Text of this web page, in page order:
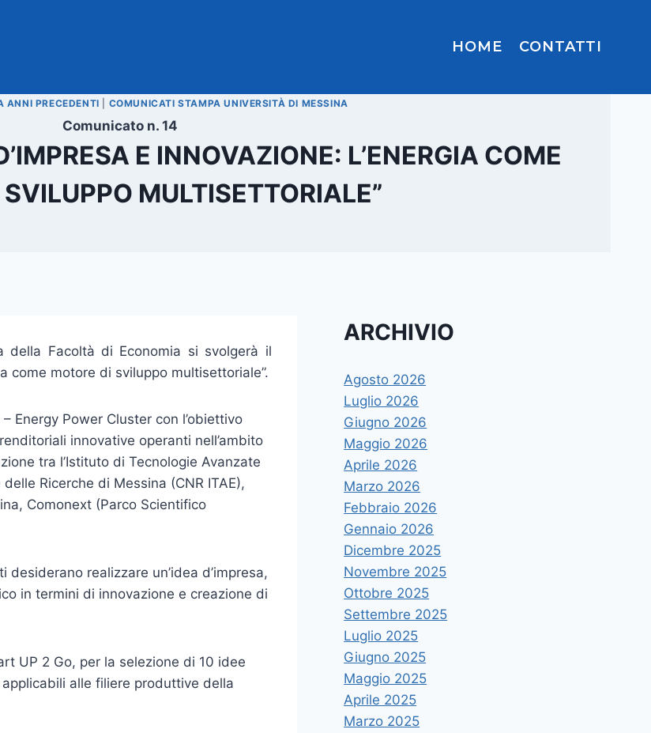
HOME CONTATTI
ANNI PRECEDENTI COMUNICATI STAMPA UNIVERSITÀ DI MESSINA
Comunicato n. 14
E INNOVAZIONE: L’ENERGIA COME
MULTISETTORIALE”
della Facoltà di Economia si svolgerà il
come motore di sviluppo multisettoriale”.
Energy Power Cluster con l’obiettivo
innovative operanti nell’ambito
tra l’Istituto di Tecnologie Avanzate
Ricerche di Messina (CNR ITAE),
Comonext (Parco Scientifico
realizzare un’idea d’impresa,
in termini di innovazione e creazione di
UP 2 Go, per la selezione di 10 idee
alle filiere produttive della
ARCHIVIO
Agosto 2026
Luglio 2026
Giugno 2026
Maggio 2026
Aprile 2026
Marzo 2026
Febbraio 2026
Gennaio 2026
Dicembre 2025
Novembre 2025
Ottobre 2025
Settembre 2025
Luglio 2025
Giugno 2025
Maggio 2025
Aprile 2025
Marzo 2025